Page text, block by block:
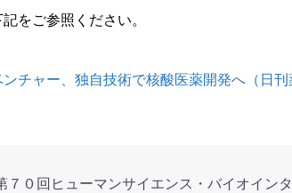
をご参照ください。
チャー、独自技術で核酸医薬開発へ（日刊
７０回ヒューマンサイエンス・バイオイン